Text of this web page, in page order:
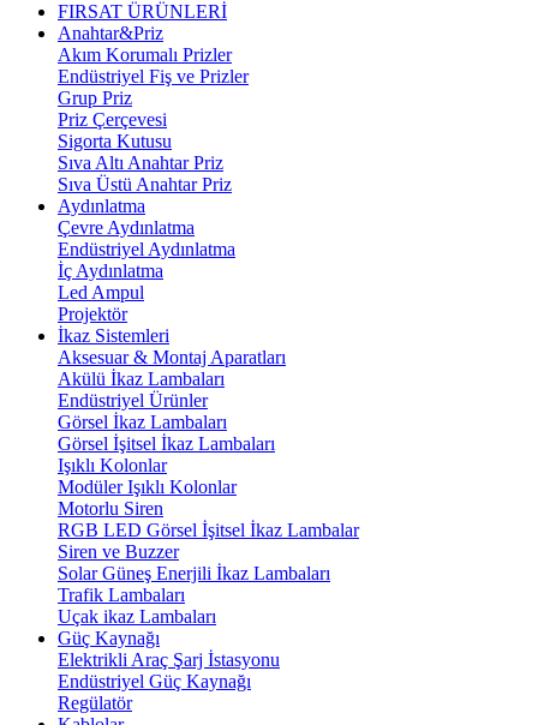
FIRSAT ÜRÜNLERİ
Anahtar&Priz
Akım Korumalı Prizler
Endüstriyel Fiş ve Prizler
Grup Priz
Priz Çerçevesi
Sigorta Kutusu
Sıva Altı Anahtar Priz
Sıva Üstü Anahtar Priz
Aydınlatma
Çevre Aydınlatma
Endüstriyel Aydınlatma
İç Aydınlatma
Led Ampul
Projektör
İkaz Sistemleri
Aksesuar & Montaj Aparatları
Akülü İkaz Lambaları
Endüstriyel Ürünler
Görsel İkaz Lambaları
Görsel İşitsel İkaz Lambaları
Işıklı Kolonlar
Modüler Işıklı Kolonlar
Motorlu Siren
RGB LED Görsel İşitsel İkaz Lambalar
Siren ve Buzzer
Solar Güneş Enerjili İkaz Lambaları
Trafik Lambaları
Uçak ikaz Lambaları
Güç Kaynağı
Elektrikli Araç Şarj İstasyonu
Endüstriyel Güç Kaynağı
Regülatör